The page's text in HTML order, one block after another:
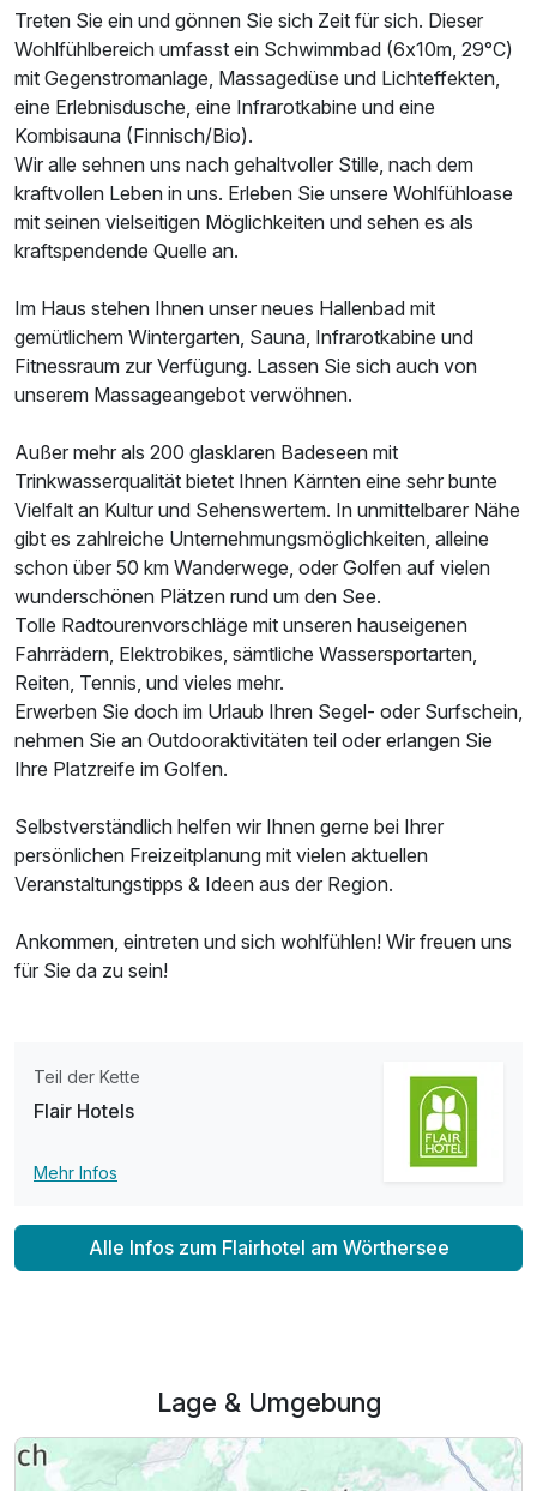
Ausstattung
Für 2 Tage
Treten Sie ein und gönnen Sie sich Zeit für sich. Dieser
Wohlfühlbereich umfasst ein Schwimmbad (6x10m, 29°C)
mit Gegenstromanlage, Massagedüse und Lichteffekten,
eine Erlebnisdusche, eine Infrarotkabine und eine
Kombisauna (Finnisch/Bio).
Wir alle sehnen uns nach gehaltvoller Stille, nach dem
kraftvollen Leben in uns. Erleben Sie unsere Wohlfühloase
mit seinen vielseitigen Möglichkeiten und sehen es als
kraftspendende Quelle an.
Im Haus stehen Ihnen unser neues Hallenbad mit
gemütlichem Wintergarten, Sauna, Infrarotkabine und
Fitnessraum zur Verfügung. Lassen Sie sich auch von
unserem Massageangebot verwöhnen.
Außer mehr als 200 glasklaren Badeseen mit
Trinkwasserqualität bietet Ihnen Kärnten eine sehr bunte
Vielfalt an Kultur und Sehenswertem. In unmittelbarer Nähe
gibt es zahlreiche Unternehmungsmöglichkeiten, alleine
schon über 50 km Wanderwege, oder Golfen auf vielen
wunderschönen Plätzen rund um den See.
Tolle Radtourenvorschläge mit unseren hauseigenen
Fahrrädern, Elektrobikes, sämtliche Wassersportarten,
Reiten, Tennis, und vieles mehr.
Erwerben Sie doch im Urlaub Ihren Segel- oder Surfschein,
nehmen Sie an Outdooraktivitäten teil oder erlangen Sie
Ihre Platzreife im Golfen.
Selbstverständlich helfen wir Ihnen gerne bei Ihrer
persönlichen Freizeitplanung mit vielen aktuellen
Veranstaltungstipps & Ideen aus der Region.
Ankommen, eintreten und sich wohlfühlen! Wir freuen uns
für Sie da zu sein!
Teil der Kette
Flair Hotels
Mehr Infos
Alle Infos zum Flairhotel am Wörthersee
Lage & Umgebung